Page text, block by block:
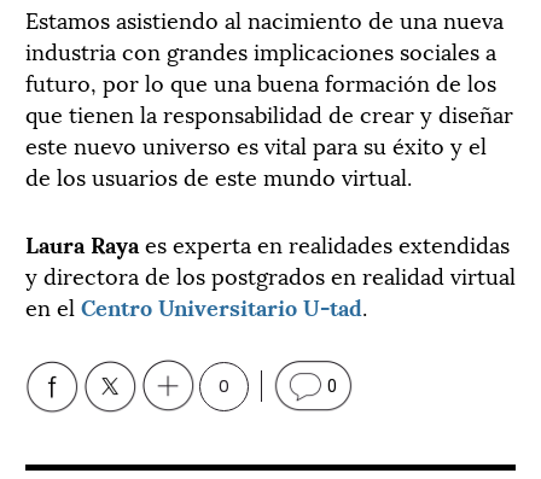
Estamos asistiendo al nacimiento de una nueva
industria con grandes implicaciones sociales a
futuro, por lo que una buena formación de los
que tienen la responsabilidad de crear y diseñar
este nuevo universo es vital para su éxito y el
de los usuarios de este mundo virtual.
Laura Raya es experta en realidades extendidas
y directora de los postgrados en realidad virtual
en el Centro Universitario U-tad.
0 0